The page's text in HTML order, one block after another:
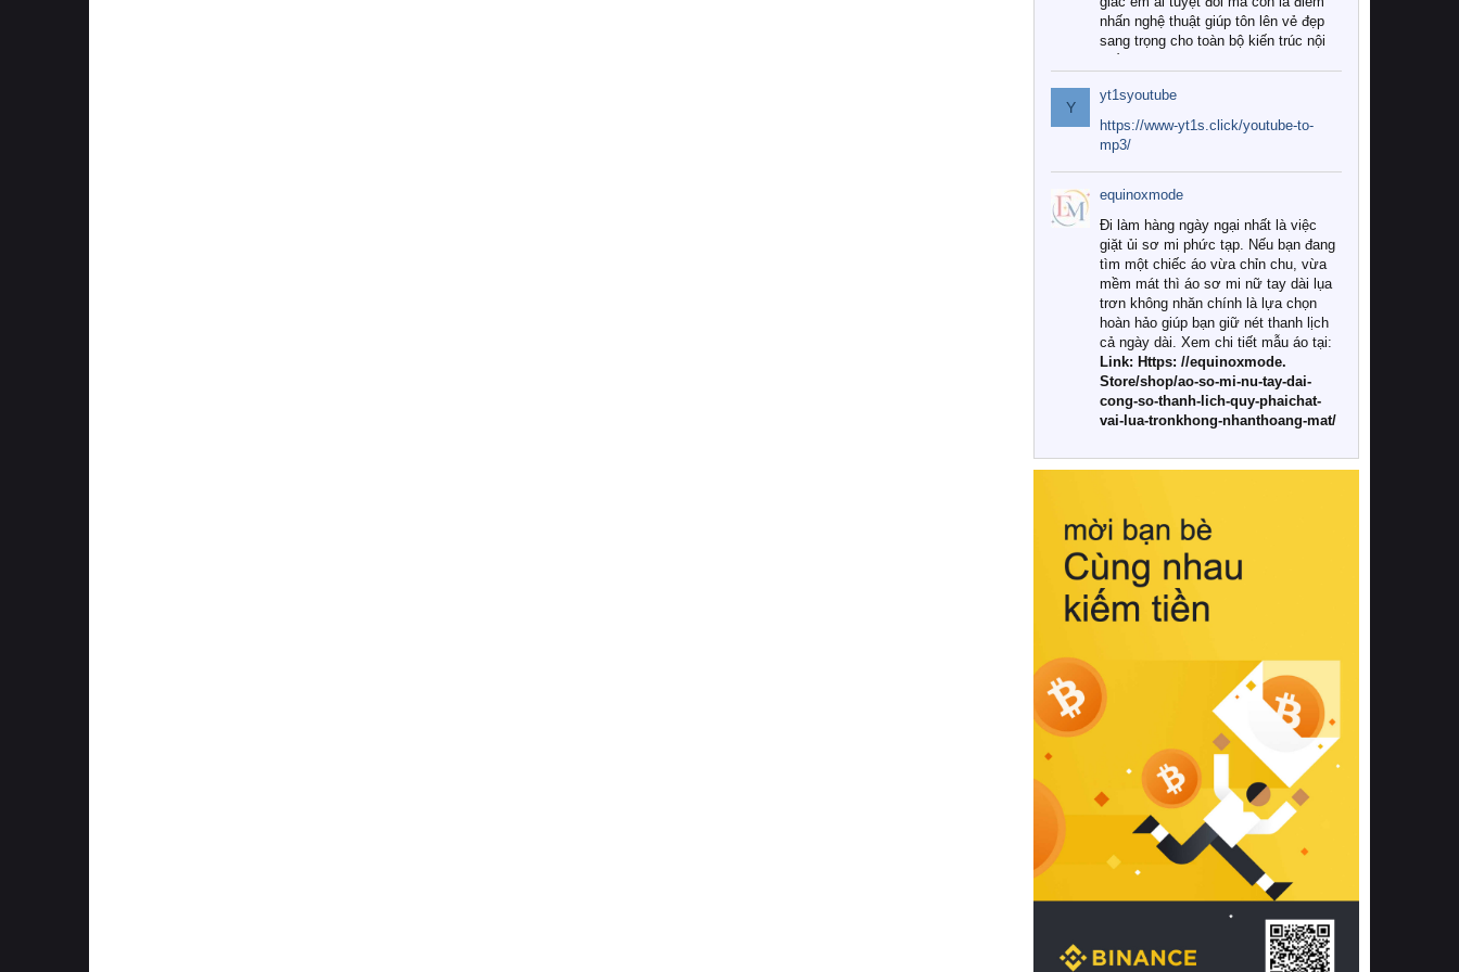
nhấn nghệ thuật giúp tôn lên vẻ đẹp
sang trọng cho toàn bộ kiến trúc nội
Tuy nhiên, giữa thị trường đa dạng
với vô vàn thương hiệu và mẫu mã
như hiện nay, làm thế nào để chọn
được những bộ chăn ga gối đệm cao
cấp thực sự chất lượng, phù hợp với
khí hậu và nhu cầu sử dụng của gia
đình? Hãy cùng chúng tôi đi tìm lời
giải đáp chi tiết qua bài viết dưới đây.
1. Tại sao các gia đình hiện đại lại ưa
chuộng chăn ga gối đệm cao cấp?
Khác với các dòng sản phẩm thông
thường, những bộ chăn ga gối đệm
cao cấp trải qua quy trình sản xuất
nghiêm ngặt từ khâu chọn lọc nguyên
liệu tự nhiên đến công nghệ dệt
nhuộm hiện đại không chứa hóa chất
này, bạn sẽ cảm nhận rõ rệt sự khác
hồi chuẩn xác của phần đệm nâng đỡ
cột sống.
Bên cạnh đó, việc lựa chọn các dòng
sản phẩm đạt chuẩn chất lượng quốc
tế còn giúp ngăn ngừa tình trạng kích
khuẩn và nấm mốc trong điều kiện
thời tiết nóng ẩm. Bạn có thể tìm hiểu
thêm các nghiên cứu khoa học về tác
động của giấc ngủ và môi trường
phòng ngủ đối với sức khỏe con
người tại Sleep Foundation (External
Link) để có cái nhìn toàn diện hơn.
2. Các tiêu chí vàng khi lựa chọn
chăn ga gối đệm cao cấp cho phòng
ngủ
Để sở hữu một bộ chăn ga gối đệm
cao cấp hoàn hảo cả về thẩm mỹ lẫn
công năng, người tiêu dùng cần cân
nhắc kỹ lưỡng các tiêu chí quan trọng
Y
yt1syoutube
https://www-yt1s.click/youtube-to-
mp3/
equinoxmode
Đi làm hàng ngày ngại nhất là việc
giặt ủi sơ mi phức tạp. Nếu bạn đang
tìm một chiếc áo vừa chỉn chu, vừa
mềm mát thì áo sơ mi nữ tay dài lụa
trơn không nhăn chính là lựa chọn
hoàn hảo giúp bạn giữ nét thanh lịch
cả ngày dài. Xem chi tiết mẫu áo tại:
Link: Https: //equinoxmode.
Store/shop/ao-so-mi-nu-tay-dai-
cong-so-thanh-lich-quy-phaichat-
vai-lua-tronkhong-nhanthoang-mat/